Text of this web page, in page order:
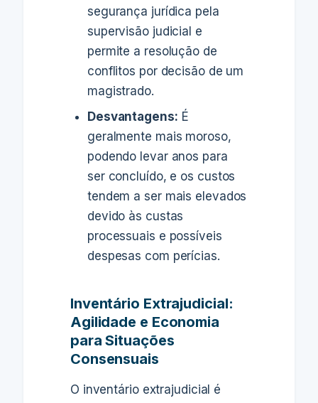
segurança jurídica pela
supervisão judicial e
permite a resolução de
conflitos por decisão de um
magistrado.
Desvantagens: É
geralmente mais moroso,
podendo levar anos para
ser concluído, e os custos
tendem a ser mais elevados
devido às custas
processuais e possíveis
despesas com perícias.
Inventário Extrajudicial:
Agilidade e Economia
para Situações
Consensuais
O inventário extrajudicial é